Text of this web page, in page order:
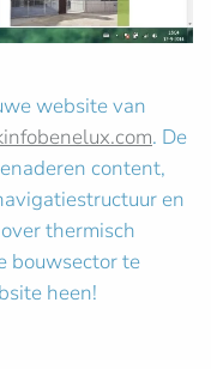
website van
. De
content,
en
thermisch
bouwsector te
heen!